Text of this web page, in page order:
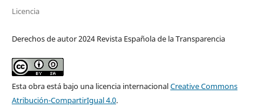
Licencia
Derechos de autor 2024 Revista Española de la Transparencia
Esta obra está bajo una licencia internacionalCreative Commons
Atribución-CompartirIgual 4.0.